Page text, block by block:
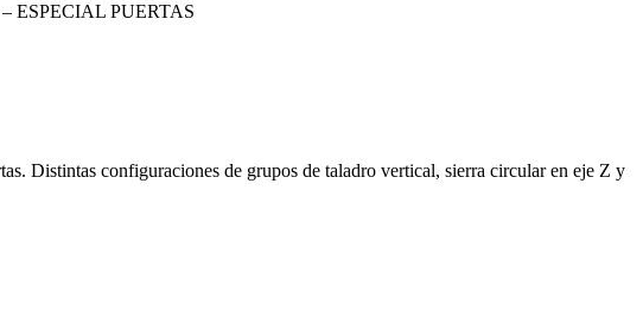
ESPECIAL PUERTAS
Distintas configuraciones de grupos de taladro vertical, sierra circular en eje Z y